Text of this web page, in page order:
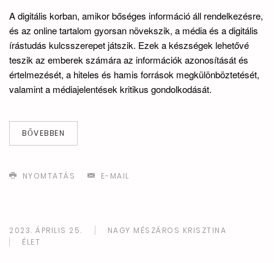
A digitális korban, amikor bőséges információ áll rendelkezésre,
és az online tartalom gyorsan növekszik, a média és a digitális
írástudás kulcsszerepet játszik. Ezek a készségek lehetővé
teszik az emberek számára az információk azonosítását és
értelmezését, a hiteles és hamis források megkülönböztetését,
valamint a médiajelentések kritikus gondolkodását.
BŐVEBBEN
NYOMTATÁS E-MAIL
2023. ÁPRILIS 25.
NAGY MÉSZÁROS KRISZTINA
ÉLET